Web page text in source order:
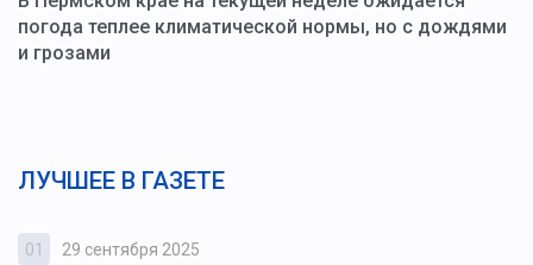
погода теплее климатической нормы, но с дождями
и грозами
ЛУЧШЕЕ В ГАЗЕТЕ
01 29 сентября 2025